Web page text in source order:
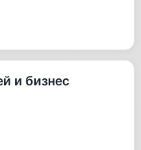
и бизнес